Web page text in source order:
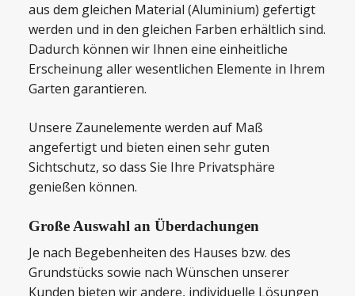
aus dem gleichen Material (Aluminium) gefertigt
werden und in den gleichen Farben erhältlich sind.
Dadurch können wir Ihnen eine einheitliche
Erscheinung aller wesentlichen Elemente in Ihrem
Garten garantieren.
Unsere Zaunelemente werden auf Maß
angefertigt und bieten einen sehr guten
Sichtschutz, so dass Sie Ihre Privatsphäre
genießen können.
Große Auswahl an Überdachungen
Je nach Begebenheiten des Hauses bzw. des
Grundstücks sowie nach Wünschen unserer
Kunden bieten wir andere, individuelle Lösungen